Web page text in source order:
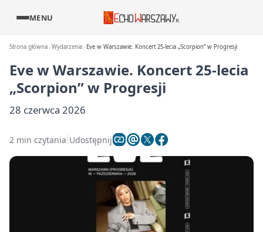
MENU
Strona główna Wydarzenia Eve w Warszawie. Koncert 25-lecia „Scorpion” w Progresji
Eve w Warszawie. Koncert 25-lecia
„Scorpion” w Progresji
28 czerwca 2026
2 min czytania Udostępnij